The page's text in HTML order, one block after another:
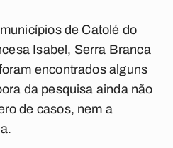
de Catolé do
Isabel, Serra Branca
encontrados alguns
da pesquisa ainda não
de casos, nem a